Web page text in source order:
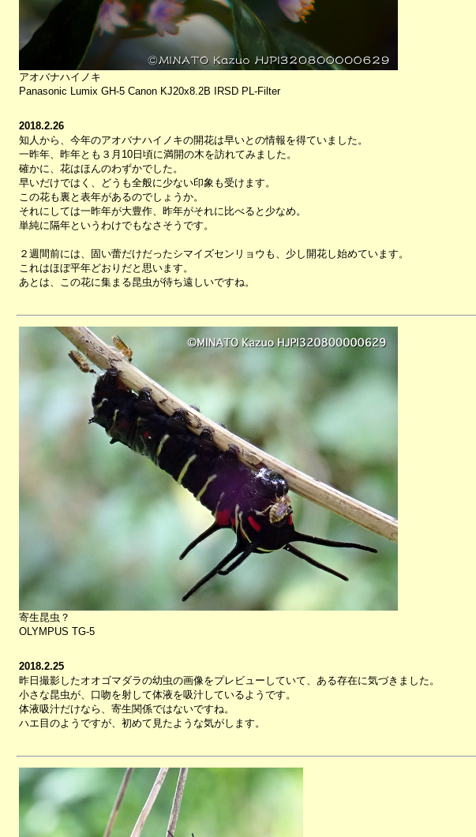
アオバナハイノキ
Panasonic Lumix GH-5 Canon KJ20x8.2B IRSD PL-Filter
2018.2.26
知人から、今年のアオバナハイノキの開花は早いとの情報を得ていました。
一昨年、昨年とも３月10日頃に満開の木を訪れてみました。
確かに、花はほんのわずかでした。
早いだけではく、どうも全般に少ない印象も受けます。
この花も裏と表年があるのでしょうか。
それにしては一昨年が大豊作、昨年がそれに比べると少なめ。
単純に隔年というわけでもなさそうです。
２週間前には、固い蕾だけだったシマイズセンリョウも、少し開花し始めています。
これはほぼ平年どおりだと思います。
あとは、この花に集まる昆虫が待ち遠しいですね。
寄生昆虫？
OLYMPUS TG-5
2018.2.25
昨日撮影したオオゴマダラの幼虫の画像をプレビューしていて、ある存在に気づきました。
小さな昆虫が、口吻を射して体液を吸汁しているようです。
体液吸汁だけなら、寄生関係ではないですね。
ハエ目のようですが、初めて見たような気がします。